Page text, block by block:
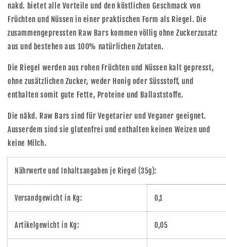
nakd. bietet alle Vorteile und den köstlichen Geschmack von
Früchten und Nüssen in einer praktischen Form als Riegel. Die
zusammengepressten Raw Bars kommen völlig ohne Zuckerzusatz
aus und bestehen aus 100% natürlichen Zutaten.
Die Riegel werden aus rohen Früchten und Nüssen kalt gepresst,
ohne zusätzlichen Zucker, weder Honig oder Süssstoff, und
enthalten somit gute Fette, Proteine und Ballaststoffe.
Die nākd. Raw Bars sind für Vegetarier und Veganer geeignet.
Ausserdem sind sie glutenfrei und enthalten keinen Weizen und
keine Milch.
Nährwerte und Inhaltsangaben je Riegel (35g):
Versandgewicht in Kg: 0,1
Artikelgewicht in Kg: 0,05